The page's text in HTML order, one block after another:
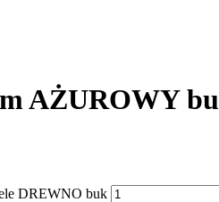
AŻUROWY
DREWNO buk